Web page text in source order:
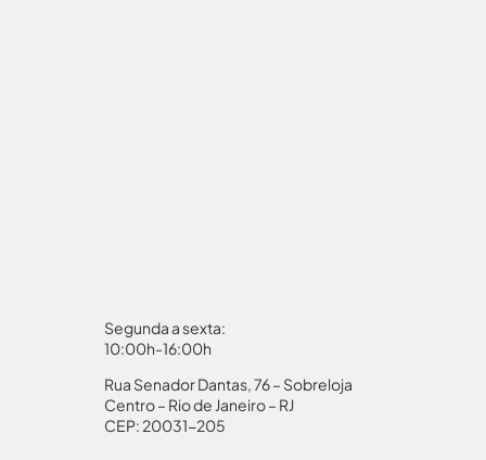
Segunda a sexta:
10:00h-16:00h
Rua Senador Dantas, 76 – Sobreloja
Centro – Rio de Janeiro – RJ
CEP: 20031-205
Autorização Menores